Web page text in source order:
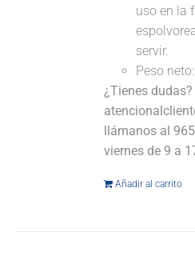
uso en la
servir.
Peso
¿Tienes
llámanos al
viernes de 9 a
Añadir al carrito